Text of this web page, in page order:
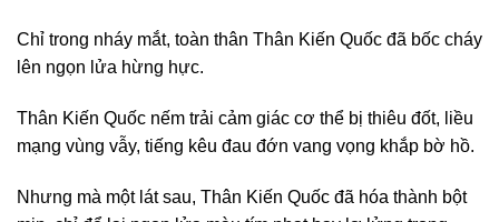
Chỉ trong nháy mắt, toàn thân Thân Kiến Quốc đã bốc cháy
lên ngọn lửa hừng hực.
Thân Kiến Quốc nếm trải cảm giác cơ thể bị thiêu đốt, liều
mạng vùng vẫy, tiếng kêu đau đớn vang vọng khắp bờ hồ.
Nhưng mà một lát sau, Thân Kiến Quốc đã hóa thành bột